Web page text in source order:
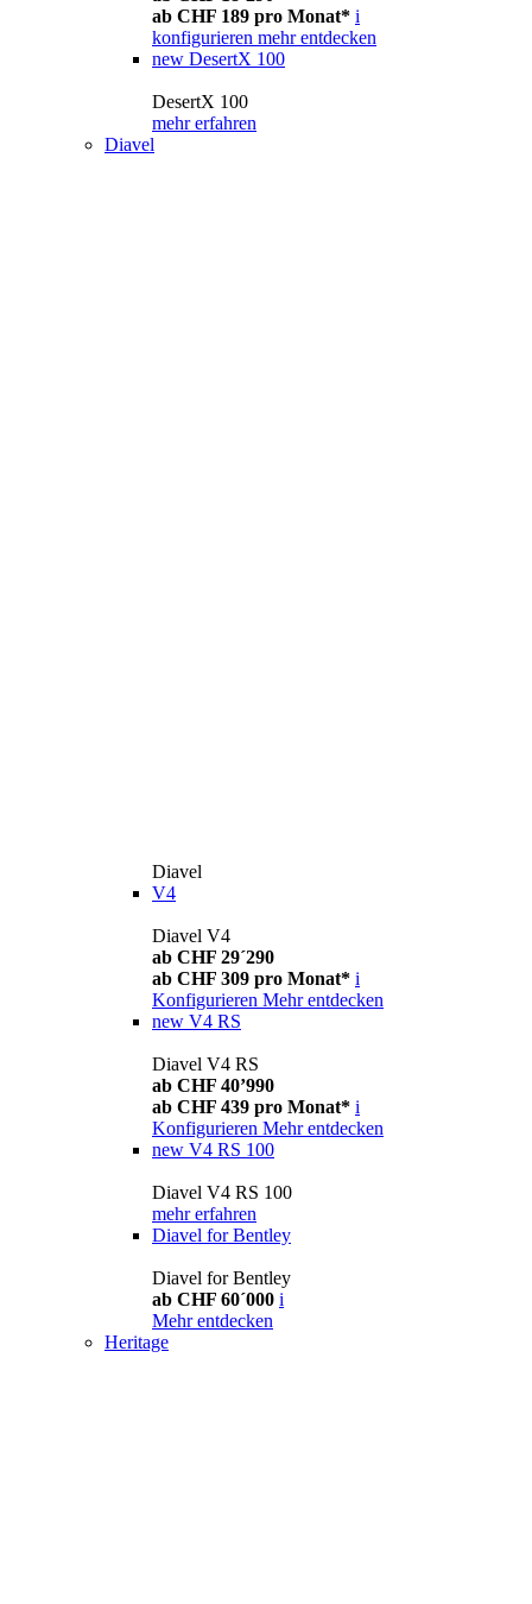
ab CHF 189 pro Monat* i
konfigurieren mehr entdecken
new DesertX 100
DesertX 100
mehr erfahren
Diavel
Diavel
V4
Diavel V4
ab CHF 29´290
ab CHF 309 pro Monat* i
Konfigurieren Mehr entdecken
new V4 RS
Diavel V4 RS
ab CHF 40’990
ab CHF 439 pro Monat* i
Konfigurieren Mehr entdecken
new V4 RS 100
Diavel V4 RS 100
mehr erfahren
Diavel for Bentley
Diavel for Bentley
ab CHF 60´000 i
Mehr entdecken
Heritage